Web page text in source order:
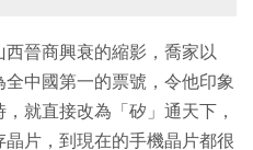
晉商興衰的縮影，喬家以
全中國第一的票號，令他印象
就直接改為「矽」通天下，
片，到現在的手機晶片都很